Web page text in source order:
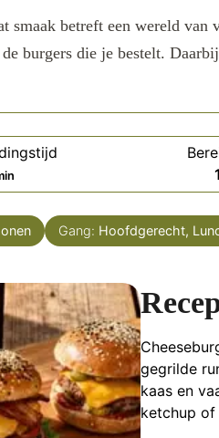
smaak betreft een wereld
burgers die je bestelt.
Gang: Hoofdgerecht,
gegrilde
kaas en
ketchup of